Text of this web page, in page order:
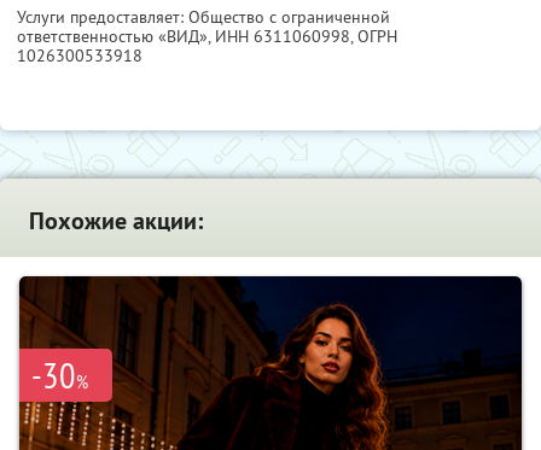
Услуги предоставляет: Общество с ограниченной
ответственностью «ВИД», ИНН 6311060998, ОГРН
1026300533918
Похожие акции:
-30%